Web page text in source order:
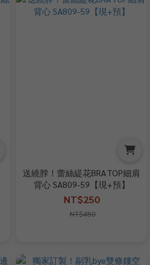
送繞脖！蕾絲緹花BRA TOP細肩
背心 SA809-59【現+預】
NT$250
NT$480